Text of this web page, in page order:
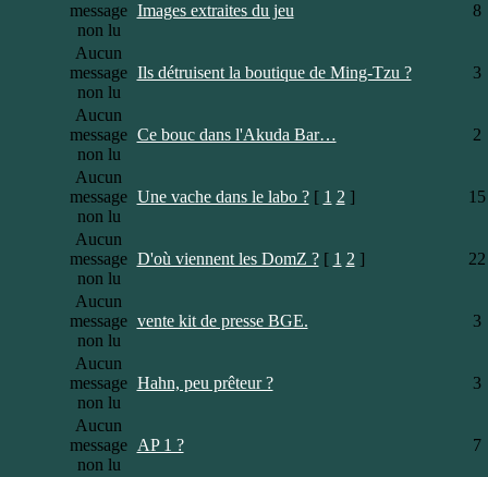
message
non lu
Images extraites du jeu 8
Aucun
message
non lu
Ils détruisent la boutique de Ming-Tzu ? 3
Aucun
message
non lu
Ce bouc dans l'Akuda Bar… 2
Aucun
message
non lu
Une vache dans le labo ?[ 1 2 ] 15
Aucun
message
non lu
D'où viennent les DomZ ?[ 1 2 ] 22
Aucun
message
non lu
vente kit de presse BGE. 3
Aucun
message
non lu
Hahn, peu prêteur ? 3
Aucun
message
non lu
AP 1 ? 7